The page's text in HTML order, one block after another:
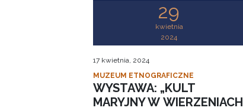
29
kwietnia
2024
17 kwietnia, 2024
MUZEUM ETNOGRAFICZNE
WYSTAWA: „KULT
MARYJNY W WIERZENIACH